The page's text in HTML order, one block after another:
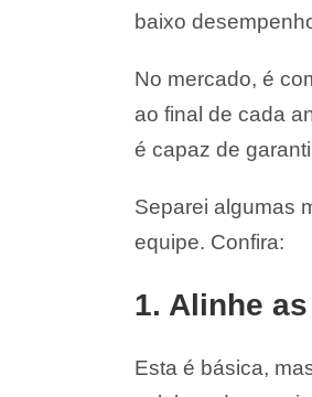
baixo
No mercado, é
ao final de cada
é capaz de
Separei algumas
equipe. Confira:
1. Alinhe
Esta é básica,